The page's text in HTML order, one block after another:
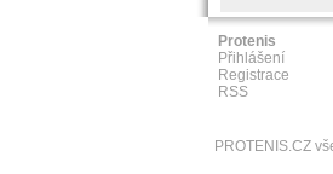
Protenis
Přihlášení
Registrace
RSS
PROTENIS.CZ